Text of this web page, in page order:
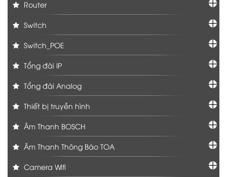
Router
Switch
Switch_POE
Tổng đài IP
Tổng đài Analog
Thiết bị truyền hình
Âm Thanh BOSCH
Âm Thanh Thông Báo TOA
Camera Wifi